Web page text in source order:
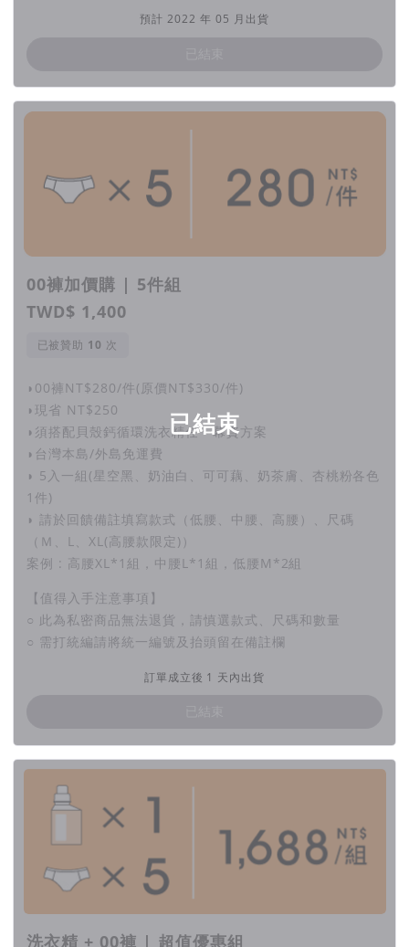
久、不過度購買就是對地球的「不傷害」。』
前用洗衣精常有衣服某一團部位香精特別重的感覺）』
EcoCal® 貝殼鈣
回收來自潔淨、無抗生素、無藥物殘留的台灣花蓮立川漁場淡水
養殖黃金蜆殼，
屬、微生物等品質監控精煉出「EcoCal® 貝殼鈣」，
天然鹼性成分，為食品級的天然殺菌、除臭、去汙劑。
100%消費後回收塑料
瓶器係利用100%消費後回收牛奶瓶，進行再生造粒後吹塑成
零廢棄包裝
瓶器可收回清潔重複使用，或未來會推出消費者回填計畫 (re-
為增加回收再生原料純淨度，以再生牛皮紙作為瓶器封套，個別
進入紙張和塑膠回收系統。
極濃縮可洗40次
四方小瓶裝設計，極濃縮550ml，可洗40次以上(*30公升用水
預計 2022 年 05 月出貨
已結束
00褲加價購 | 5件組
TWD$ 1,400
已被贊助 次
◗00褲NT$280/件(原價NT$330/件)
◗現省 NT$250
◗須搭配貝殼鈣循環洗衣精任一幕資方案
◗台灣本島/外島免運費
◗ 5入一組(星空黑、奶油白、可可藕、奶茶膚、杏桃粉各色
1件)
◗ 請於回饋備註填寫款式（低腰、中腰、高腰）、尺碼
（Ｍ、L、XL(高腰款限定)）
案例 : 高腰XL*1組，中腰L*1組，低腰M*2組
【值得入手注意事項】
○ 此為私密商品無法退貨，請慎選款式、尺碼和數量
○ 需打統編請將統一編號及抬頭留在備註欄
訂單成立後 1 天內出貨
洗衣精 + 00褲 | 超值優惠組